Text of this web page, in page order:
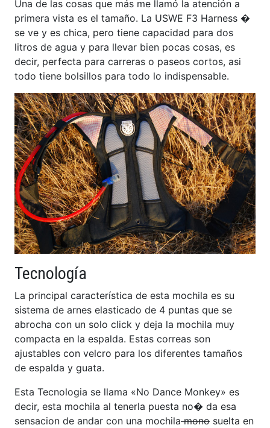
Una de las cosas que más me llamó la atención a
primera vista es el tamaño. La USWE F3 Harness �
se ve y es chica, pero tiene capacidad para dos
litros de agua y para llevar bien pocas cosas, es
decir, perfecta para carreras o paseos cortos, asi
todo tiene bolsillos para todo lo indispensable.
Tecnología
La principal característica de esta mochila es su
sistema de arnes elasticado de 4 puntas que se
abrocha con un solo click y deja la mochila muy
compacta en la espalda. Estas correas son
ajustables con velcro para los diferentes tamaños
de espalda y guata.
Esta Tecnologia se llama «No Dance Monkey» es
decir, esta mochila al tenerla puesta no� da esa
sensacion de andar con una mochilamono suelta en